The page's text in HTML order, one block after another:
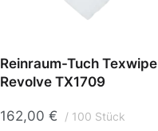
Reinraum-Tuch Texwipe
Revolve TX1709
162,00 € 100 Stück